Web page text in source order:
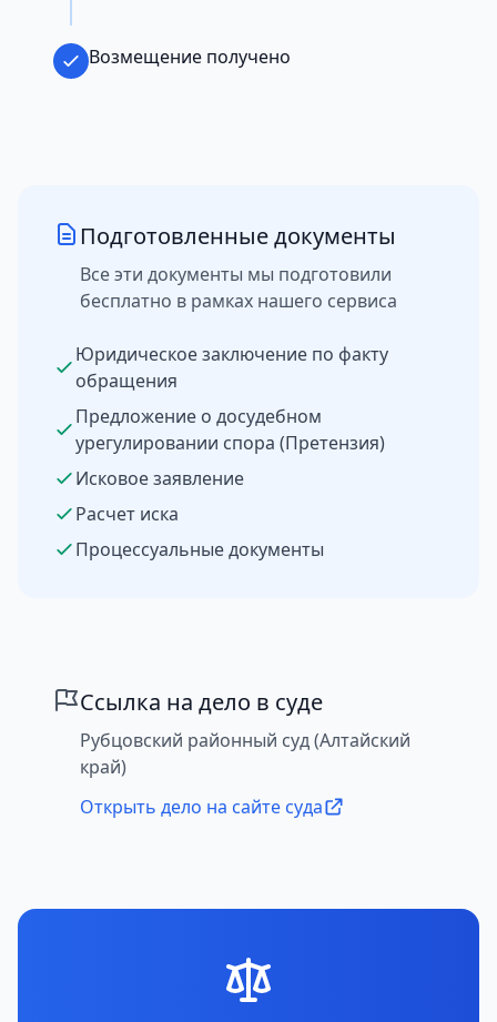
Возмещение получено
Подготовленные документы
Все эти документы мы подготовили
бесплатно в рамках нашего сервиса
Юридическое заключение по факту
обращения
Предложение о досудебном
урегулировании спора (Претензия)
Исковое заявление
Расчет иска
Процессуальные документы
Ссылка на дело в суде
Рубцовский районный суд (Алтайский
край)
Открыть дело на сайте суда